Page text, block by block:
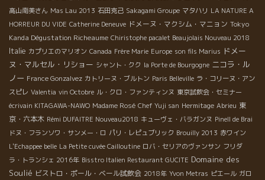
高山南美さん Mas Lau 2013 石田克己 Sakagami Groupe マタハリ LA NATURE A
HORREUR DU VIDE Catherine Deneuve ドメーヌ・マクシム・マニョン Tokyo
Kanda Dégustation Richeaume Chiristophe pacalet Beaujolais Nouveau 2018
Italie カプリエのマリオン Canada Frère Marie Europe son fils Marius ドメー
ヌ・マルセル・リショー シャント・クク la Porte de Bourgogne ニコラ・ル
ノー France Gonzalvez カトリーヌ・ブルトン Paris Belleville ラ・コリーヌ・アン
スピレ Valentia vin Octobre ル・クロ・ファンティンヌ 東京試飲会・セミナー
écrivain KITAGAWA-NAWO Madame Rosé Chef Yuji san Hermitage Abrieu 東
京・六本木 Rémi DUFAITRE Nouveau2018 キューヴェ・バラガンヌ Pinell de Brai
ドヌ・フランソワ・サンメー・ロ パリ・レピュブリック Brouilly 2013 赤ワイン
L'Echappee belle La Petite cuvée Cailloutine ロバ・セリアのヴァンサン フリダ
ラ・トランシェ 2016年 Bisstro Italien Restaurant GUCITE Domaine des
Soulié ビストロ・ポール・ベール試飲会 2018年 Yvon Metras ピエール ガロ